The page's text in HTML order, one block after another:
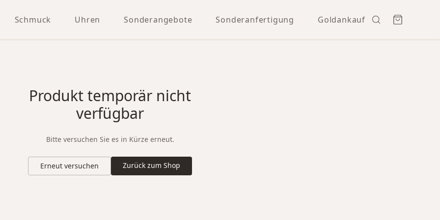
Schmuck Uhren Sonderangebote Sonderanfertigung Goldankauf
Produkt temporär nicht
verfügbar
Bitte versuchen Sie es in Kürze erneut.
Erneut versuchen Zurück zum Shop